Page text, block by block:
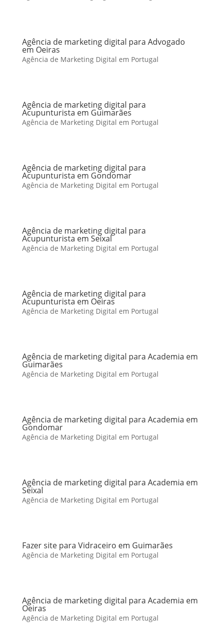
Agência de marketing digital para Advogado
em Oeiras
Agência de Marketing Digital em Portugal
Agência de marketing digital para
Acupunturista em Guimarães
Agência de Marketing Digital em Portugal
Agência de marketing digital para
Acupunturista em Gondomar
Agência de Marketing Digital em Portugal
Agência de marketing digital para
Acupunturista em Seixal
Agência de Marketing Digital em Portugal
Agência de marketing digital para
Acupunturista em Oeiras
Agência de Marketing Digital em Portugal
Agência de marketing digital para Academia em
Guimarães
Agência de Marketing Digital em Portugal
Agência de marketing digital para Academia em
Gondomar
Agência de Marketing Digital em Portugal
Agência de marketing digital para Academia em
Seixal
Agência de Marketing Digital em Portugal
Fazer site para Vidraceiro em Guimarães
Agência de Marketing Digital em Portugal
Agência de marketing digital para Academia em
Oeiras
Agência de Marketing Digital em Portugal